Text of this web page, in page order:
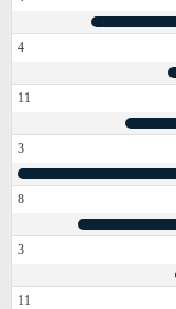
4
11
3
8
3
11